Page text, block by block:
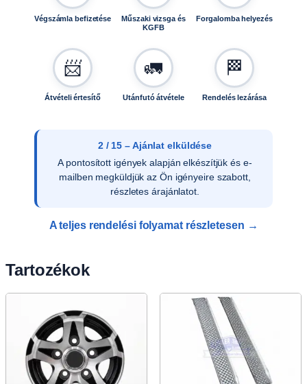
Végszámla befizetése
Műszaki vizsga és
KGFB
Forgalomba helyezés
📨
Átvételi értesítő
🚛
Utánfutó átvétele
🏁
Rendelés lezárása
3 / 15 – Ajánlat elfogadása
Az ajánlat írásos elfogadását követően
ellenőrizzük a vevői adatokat, és rendelését
rögzítjük rendszerünkben.
A teljes rendelési folyamat részletesen →
Tartozékok